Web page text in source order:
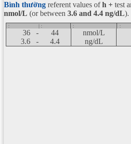
Bình thường referent values ofh + test
nmol/L (or between 3.6 and 4.4 ng/dL).
: | : : :
36 - 44 nmol/L
3.6 -
4.4 ng/dL